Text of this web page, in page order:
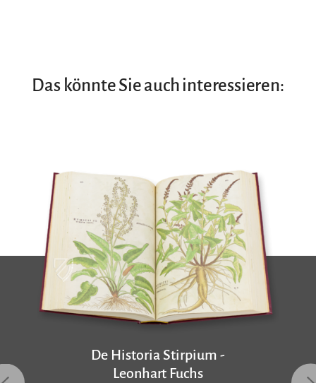
Das könnte Sie auch interessieren:
De Historia Stirpium -
Leonhart Fuchs